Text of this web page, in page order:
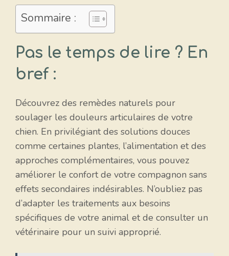
Sommaire :
Pas le temps de lire ? En
bref :
Découvrez des remèdes naturels pour
soulager les douleurs articulaires de votre
chien. En privilégiant des solutions douces
comme certaines plantes, l’alimentation et des
approches complémentaires, vous pouvez
améliorer le confort de votre compagnon sans
effets secondaires indésirables. N’oubliez pas
d’adapter les traitements aux besoins
spécifiques de votre animal et de consulter un
vétérinaire pour un suivi approprié.